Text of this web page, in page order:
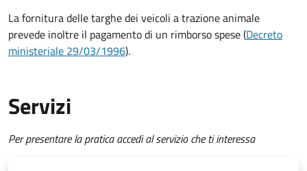
La fornitura delle targhe dei veicoli a trazione animale
prevede inoltre il pagamento di un rimborso spese (Decreto
ministeriale 29/03/1996).
Servizi
Per presentare la pratica accedi al servizio che ti interessa